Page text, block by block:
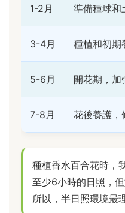
1-2月 準備種球和
3-4月 種植和初期
5-6月 開花期，加
7-8月 花後養護，
種植香水百合花時，
至少6小時的日照，
所以，半日照環境最